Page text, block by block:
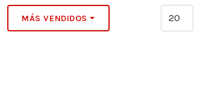
MÁS VENDIDOS